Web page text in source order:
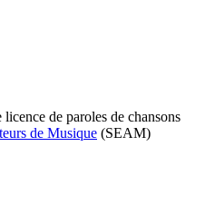
de paroles de chansons
de Musique (SEAM)